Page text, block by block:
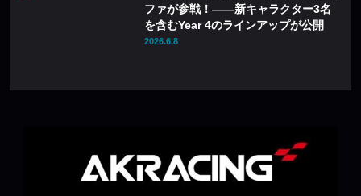
ファが参戦！――新キャラクター3名
を含むYear 4のラインアップが公開
2026.6.8